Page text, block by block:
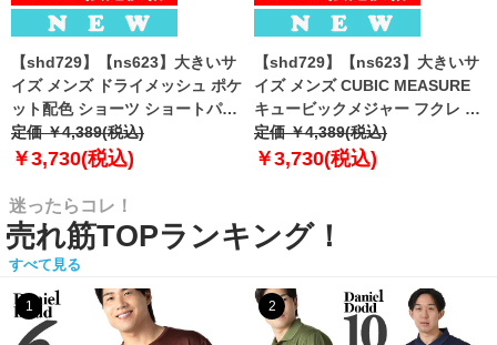
【shd729】【ns623】大きいサ
イズ メンズ ドライメッシュ ポケ
ット配色 ショーツ ショートパン
ツ ハーフパンツ 春夏新作
302252az 【fre】
定価 ￥4,389(税込)
￥3,730(税込)
【shd729】【ns623】大きいサ
イズ メンズ CUBIC MEASURE
キュービックメジャー フクレ エ
ンボス 迷彩柄 ショーツ ショート
パンツ ハーフパンツ 春夏新作
定価 ￥4,389(税込)
￥3,730(税込)
迷ったらコレ！
売れ筋TOPランキング！
すべて見る
1 2